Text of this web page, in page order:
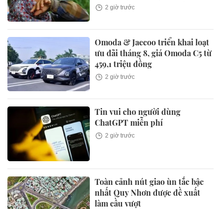
2 giờ trước
Omoda & Jaecoo triển khai loạt
ưu đãi tháng 8, giá Omoda C5 từ
459,1 triệu đồng
2 giờ trước
Tin vui cho người dùng
ChatGPT miễn phí
2 giờ trước
Toàn cảnh nút giao ùn tắc bậc
nhất Quy Nhơn được đề xuất
làm cầu vượt